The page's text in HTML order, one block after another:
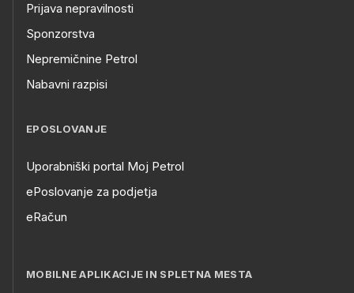
Prijava nepravilnosti
Sponzorstva
Nepremičnine Petrol
Nabavni razpisi
EPOSLOVANJE
Uporabniški portal Moj Petrol
ePoslovanje za podjetja
eRačun
MOBILNE APLIKACIJE IN SPLETNA MESTA